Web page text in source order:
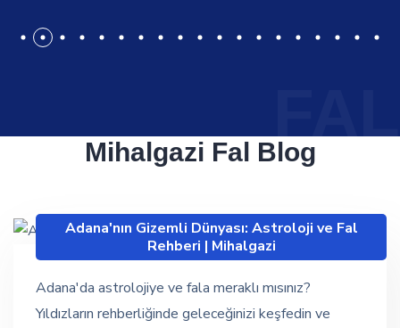
1 2 3 4 5 6 7 8 9 101112131415
Mihalgazi Fal Blog
Adana'nın Gizemli Dünyası: Astroloji ve Fal
Rehberi | Mihalgazi
Adana'da astrolojiye ve fala meraklı mısınız?
Yıldızların rehberliğinde geleceğinizi keşfedin ve